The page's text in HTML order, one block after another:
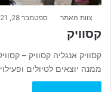
צוות האתר ספטמבר 28, 2021
קסוויק
ממנה יוצאים לטיולים